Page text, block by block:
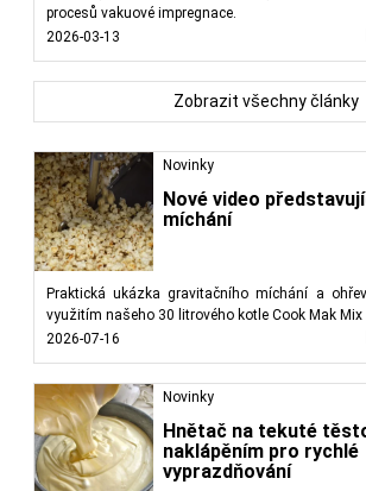
Novinky
Nové video
míchání
Praktická ukázka gravitačního míchání a
využitím našeho 30 litrového kotle Cook Mak Mix
2026-07-16
Novinky
Hnětač na tekuté
naklápěním pro rychlé
vyprazdňování
procesů vakuové impregnace.
2026-03-13
Zobrazit všechny články